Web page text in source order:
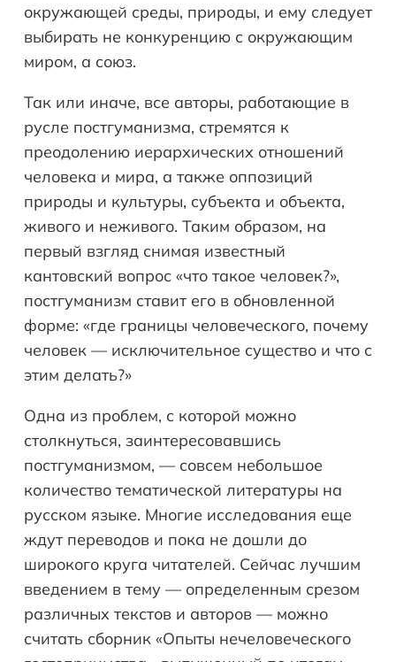
окружающей среды, природы, и ему следует
выбирать не конкуренцию с окружающим
миром, а союз.
Так или иначе, все авторы, работающие в
русле постгуманизма, стремятся к
преодолению иерархических отношений
человека и мира, а также оппозиций
природы и культуры, субъекта и объекта,
живого и неживого. Таким образом, на
первый взгляд снимая известный
кантовский вопрос «что такое человек?»,
постгуманизм ставит его в обновленной
форме: «где границы человеческого, почему
человек — исключительное существо и что с
этим делать?»
Одна из проблем, с которой можно
столкнуться, заинтересовавшись
постгуманизмом, — совсем небольшое
количество тематической литературы на
русском языке. Многие исследования еще
ждут переводов и пока не дошли до
широкого круга читателей. Сейчас лучшим
введением в тему — определенным срезом
различных текстов и авторов — можно
считать сборник «Опыты нечеловеческого